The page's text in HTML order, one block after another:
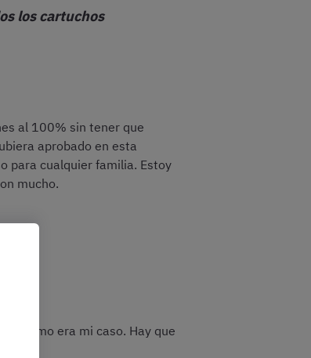
los cartuchos
al 100% sin tener que
aprobado en esta
para cualquier familia. Estoy
mucho.
como era mi caso. Hay que